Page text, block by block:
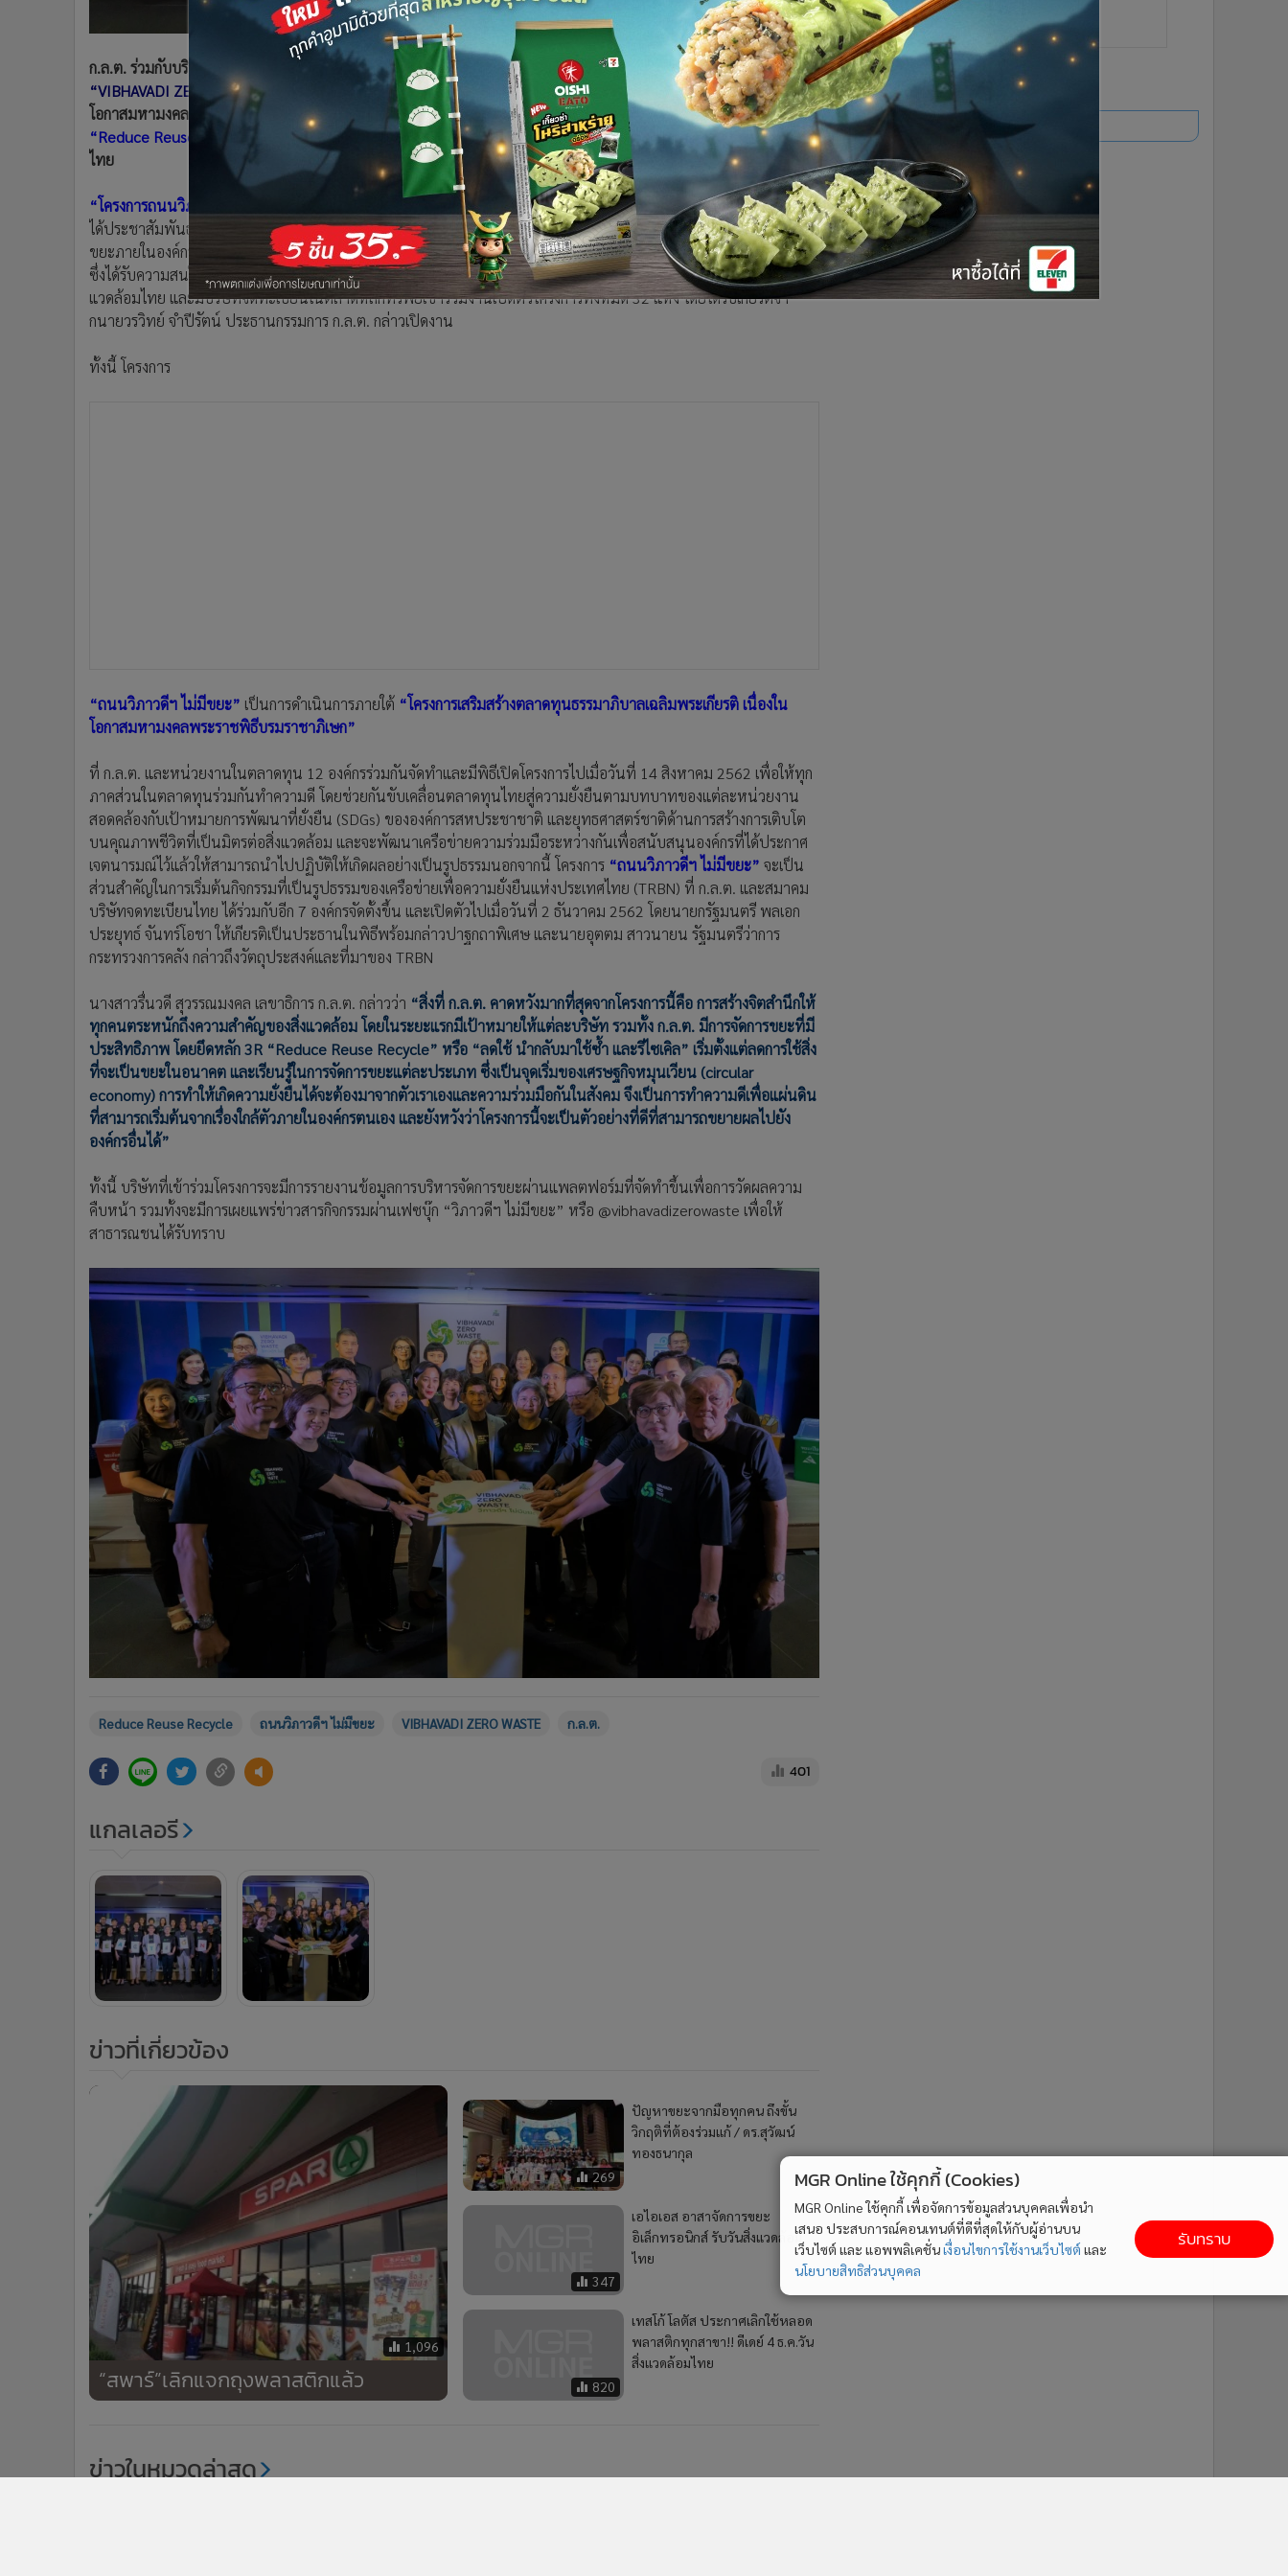
Celeb Online
Gotomanager
ก.ล.ต. ร่วมกับบริษัทจดทะเบียนที่อยู่ในบริเวณถนนวิภาวดีฯ จำนวน 32 แห่ง เปิดตัวโครงการ “ถนนวิภาวดีฯ ไม่มีขยะ”หรือ
“VIBHAVADI ZERO WASTE”
ซึ่งเป็นการดำเนินการภายใต้โครงการเสริมสร้างตลาดทุนธรรมาภิบาลเฉลิมพระเกียรติ เนื่องใน
โอกาสมหามงคลพระราชพิธีบรมราชาภิเษก มุ่งเป้าบริหารจัดการขยะภายในองค์กรอย่างมีประสิทธิภาพ ยึดหลัก 3R
“Reduce Reuse Recycle” หรือ “ลดใช้ นำกลับมาใช้ซ้ำ และรีไซเคิล”เมื่อวันที่ 4 ธันวาคม 2562 ซึ่งตรงกับวันสิ่งแวดล้อม
ไทย
“โครงการถนนวิภาวดีฯ ไม่มีขยะ”
ได้ริเริ่มขึ้นโดยสำนักงานคณะกรรมการกำกับหลักทรัพย์และตลาดหลักทรัพย์ (ก.ล.ต.) และ
ได้ประชาสัมพันธ์เชิญชวนบริษัทจดทะเบียนที่มีที่ทำการหรือมีโครงการอยู่ในแนวถนนวิภาวดีรังสิต มาร่วมกันบริหารจัดการ
ขยะภายในองค์กรอย่างมีประสิทธิภาพ และลดขยะที่ไม่สามารถหมุนเวียนไปใช้หรือทำประโยชน์อย่างอื่นให้เหลือน้อยที่สุด
ซึ่งได้รับความสนใจจากภาคธุรกิจเป็นจำนวนมากนั้น ได้เปิดตัวอย่างเป็นทางการเมื่อวันที่ 4 ธันวาคม 2562 ซึ่งตรงกับวันสิ่ง
แวดล้อมไทย และมีบริษัทจดทะเบียนในตลาดหลักทรัพย์เข้าร่วมงานเปิดตัวโครงการทั้งหมด 32 แห่ง โดยได้รับเกียรติจา
กนายวรวิทย์ จำปีรัตน์ ประธานกรรมการ ก.ล.ต. กล่าวเปิดงาน
ทั้งนี้ โครงการ
“ถนนวิภาวดีฯ ไม่มีขยะ” เป็นการดำเนินการภายใต้ “โครงการเสริมสร้างตลาดทุนธรรมาภิบาลเฉลิมพระเกียรติ เนื่องใน
โอกาสมหามงคลพระราชพิธีบรมราชาภิเษก”
ที่ ก.ล.ต. และหน่วยงานในตลาดทุน 12 องค์กรร่วมกันจัดทำและมีพิธีเปิดโครงการไปเมื่อวันที่ 14 สิงหาคม 2562 เพื่อให้ทุก
ภาคส่วนในตลาดทุนร่วมกันทำความดี โดยช่วยกันขับเคลื่อนตลาดทุนไทยสู่ความยั่งยืนตามบทบาทของแต่ละหน่วยงาน
สอดคล้องกับเป้าหมายการพัฒนาที่ยั่งยืน (SDGs) ขององค์การสหประชาชาติ และยุทธศาสตร์ชาติด้านการสร้างการเติบโต
บนคุณภาพชีวิตที่เป็นมิตรต่อสิ่งแวดล้อม และจะพัฒนาเครือข่ายความร่วมมือระหว่างกันเพื่อสนับสนุนองค์กรที่ได้ประกาศ
เจตนารมณ์ไว้แล้วให้สามารถนำไปปฏิบัติให้เกิดผลอย่างเป็นรูปธรรมนอกจากนี้ โครงการ “ถนนวิภาวดีฯ ไม่มีขยะ” จะเป็น
ส่วนสำคัญในการเริ่มต้นกิจกรรมที่เป็นรูปธรรมของเครือข่ายเพื่อความยั่งยืนแห่งประเทศไทย (TRBN) ที่ ก.ล.ต. และสมาคม
บริษัทจดทะเบียนไทย ได้ร่วมกับอีก 7 องค์กรจัดตั้งขึ้น และเปิดตัวไปเมื่อวันที่ 2 ธันวาคม 2562 โดยนายกรัฐมนตรี พลเอก
ประยุทธ์ จันทร์โอชา ให้เกียรติเป็นประธานในพิธีพร้อมกล่าวปาฐกถาพิเศษ และนายอุตตม สาวนายน รัฐมนตรีว่าการ
กระทรวงการคลัง กล่าวถึงวัตถุประสงค์และที่มาของ TRBN
นางสาวรื่นวดี สุวรรณมงคล เลขาธิการ ก.ล.ต. กล่าวว่า “สิ่งที่ ก.ล.ต. คาดหวังมากที่สุดจากโครงการนี้คือ การสร้างจิตสำนึกให้
ทุกคนตระหนักถึงความสำคัญของสิ่งแวดล้อม โดยในระยะแรกมีเป้าหมายให้แต่ละบริษัท รวมทั้ง ก.ล.ต. มีการจัดการขยะที่มี
ประสิทธิภาพ โดยยึดหลัก 3R “Reduce Reuse Recycle” หรือ “ลดใช้ นำกลับมาใช้ซ้ำ และรีไซเคิล” เริ่มตั้งแต่ลดการใช้สิ่ง
ที่จะเป็นขยะในอนาคต และเรียนรู้ในการจัดการขยะแต่ละประเภท ซึ่งเป็นจุดเริ่มของเศรษฐกิจหมุนเวียน (circular
economy) การทำให้เกิดความยั่งยืนได้จะต้องมาจากตัวเราเองและความร่วมมือกันในสังคม จึงเป็นการทำความดีเพื่อแผ่นดิน
ที่สามารถเริ่มต้นจากเรื่องใกล้ตัวภายในองค์กรตนเอง และยังหวังว่าโครงการนี้จะเป็นตัวอย่างที่ดีที่สามารถขยายผลไปยัง
องค์กรอื่นได้”
ทั้งนี้ บริษัทที่เข้าร่วมโครงการจะมีการรายงานข้อมูลการบริหารจัดการขยะผ่านแพลตฟอร์มที่จัดทำขึ้นเพื่อการวัดผลความ
คืบหน้า รวมทั้งจะมีการเผยแพร่ข่าวสารกิจกรรมผ่านเฟซบุ๊ก “วิภาวดีฯ ไม่มีขยะ” หรือ @vibhavadizerowaste เพื่อให้
สาธารณชนได้รับทราบ
Reduce Reuse Recycle ถนนวิภาวดีฯ ไม่มีขยะ VIBHAVADI ZERO WASTE ก.ล.ต.
401
แกลเลอรี
ข่าวที่เกี่ยวข้อง
1,096
“สพาร์”เลิกแจกถุงพลาสติกแล้ว
269
ปัญหาขยะจากมือทุกคน ถึงขั้น
วิกฤติที่ต้องร่วมแก้ / ดร.สุวัฒน์
ทองธนากุล
347
เอไอเอส อาสาจัดการขยะ
อิเล็กทรอนิกส์ รับวันสิ่งแวดล้อม
ไทย
820
เทสโก้ โลตัส ประกาศเลิกใช้หลอด
พลาสติกทุกสาขา!! ดีเดย์ 4 ธ.ค.วัน
สิ่งแวดล้อมไทย
ข่าวในหมวดล่าสุด
ยอดนิยม
อ่านเพิ่มเติม
MGR Online ใช้คุกกี้ (Cookies)
MGR Online ใช้คุกกี้ เพื่อจัดการข้อมูลส่วนบุคคลเพื่อนำ
เสนอ ประสบการณ์คอนเทนต์ที่ดีที่สุดให้กับผู้อ่านบน
เว็บไซต์ และ แอพพลิเคชั่นเงื่อนไขการใช้งานเว็บไซต์ และ
นโยบายสิทธิส่วนบุคคล
รับทราบ